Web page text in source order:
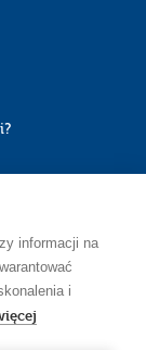
informacji na
i